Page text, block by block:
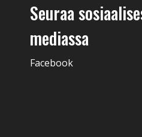
Seuraa
mediassa
Facebook